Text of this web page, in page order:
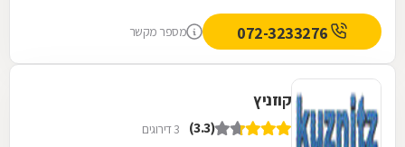
מספר מקשר
קוזניץ
(3.3) 3 דירוגים